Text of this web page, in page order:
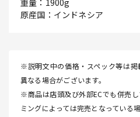
重量：1900g
原産国：インドネシア
※説明文中の価格・スペック等は
異なる場合がございます。
※商品は店頭及び外部ECでも併売
ミングによっては完売となっている